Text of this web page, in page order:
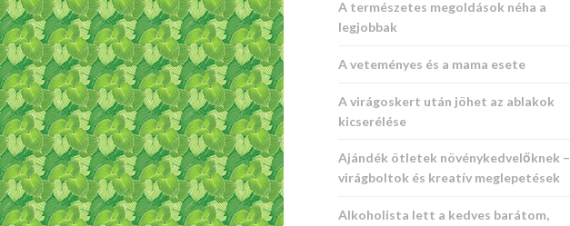
A természetes megoldások néha a
legjobbak
A veteményes és a mama esete
A virágoskert után jöhet az ablakok
kicserélése
Ajándék ötletek növénykedvelőknek –
virágboltok és kreatív meglepetések
Alkoholista lett a kedves barátom,